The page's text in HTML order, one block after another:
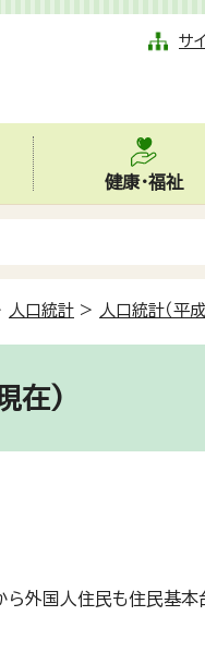
サ
健康・福祉
人口統計 > 人口統計（平
在)
国人住民も住民基本